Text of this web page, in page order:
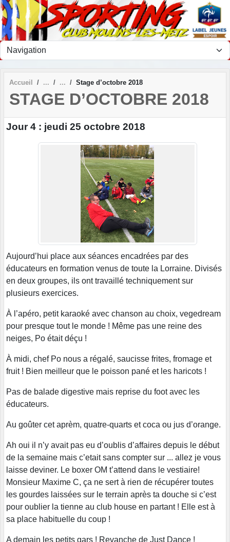
Accueil Stage d’octobre 2018
STAGE D’OCTOBRE 2018
Jour 4 : jeudi 25 octobre 2018
Aujourd’hui place aux séances encadrées par des
éducateurs en formation venus de toute la Lorraine. Divisés
en deux groupes, ils ont travaillé techniquement sur
plusieurs exercices.
À l’apéro, petit karaoké avec chanson au choix, vegedream
pour presque tout le monde ! Même pas une reine des
neiges, Po était déçu !
À midi, chef Po nous a régalé, saucisse frites, fromage et
fruit ! Bien meilleur que le poisson pané et les haricots !
Pas de balade digestive mais reprise du foot avec les
éducateurs.
Au goûter cet aprèm, quatre-quarts et coca ou jus d’orange.
Ah oui il n’y avait pas eu d’oublis d’affaires depuis le début
de la semaine mais c’etait sans compter sur ... allez je vous
laisse deviner. Le boxer OM t’attend dans le vestiaire!
Monsieur Maxime C, ça ne sert à rien de récupérer toutes
les gourdes laissées sur le terrain après ta douche si c’est
pour oublier la tienne au club house en partant ! Elle est à
sa place habituelle du coup !
A demain les petits gars ! Revanche de Just Dance !
Panneau de gestion des cookies